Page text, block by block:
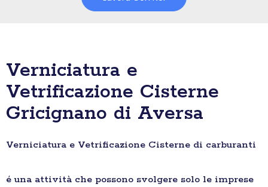
Verniciatura e
Vetrificazione Cisterne
Gricignano di Aversa
Verniciatura e Vetrificazione Cisterne di carburanti
é una attività che possono svolgere solo le imprese